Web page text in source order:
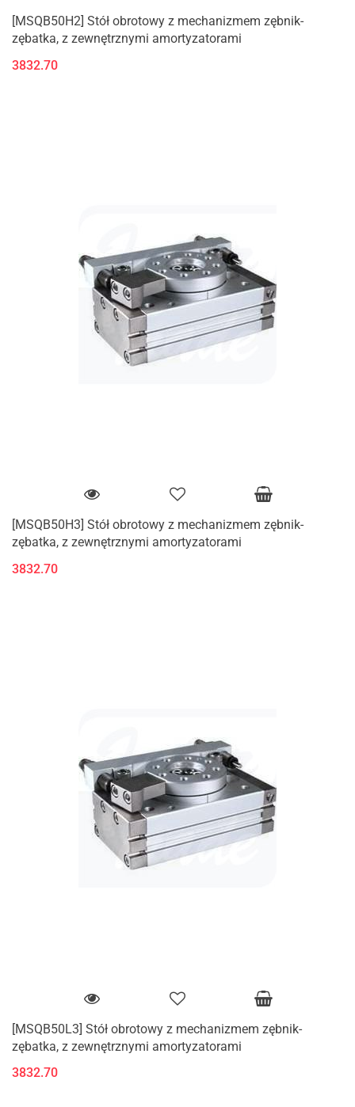
[MSQB50H2] Stół obrotowy z mechanizmem zębnik-
zębatka, z zewnętrznymi amortyzatorami
3832.70
[MSQB50H3] Stół obrotowy z mechanizmem zębnik-
zębatka, z zewnętrznymi amortyzatorami
3832.70
[MSQB50L3] Stół obrotowy z mechanizmem zębnik-
zębatka, z zewnętrznymi amortyzatorami
3832.70